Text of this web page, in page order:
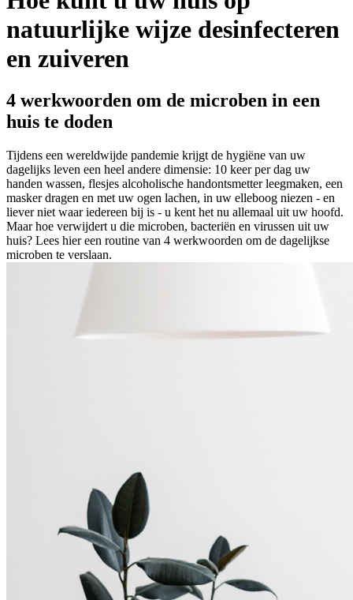
natuurlijke wijze desinfecteren
en zuiveren
4 werkwoorden om de microben in een
huis te doden
Tijdens een wereldwijde pandemie krijgt de hygiëne van uw
dagelijks leven een heel andere dimensie: 10 keer per dag uw
handen wassen, flesjes alcoholische handontsmetter leegmaken, een
masker dragen en met uw ogen lachen, in uw elleboog niezen - en
liever niet waar iedereen bij is - u kent het nu allemaal uit uw hoofd.
Maar hoe verwijdert u die microben, bacteriën en virussen uit uw
huis? Lees hier een routine van 4 werkwoorden om de dagelijkse
microben te verslaan.